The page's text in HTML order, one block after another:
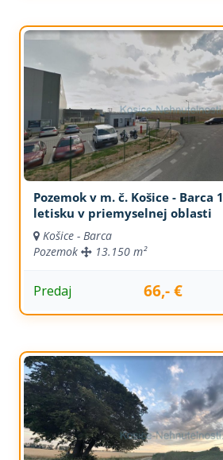
Pozemok v m. č. Košice - Barca
letisku v priemyselnej oblasti
Košice - Barca
Pozemok
13.150 m²
Predaj 66,- €